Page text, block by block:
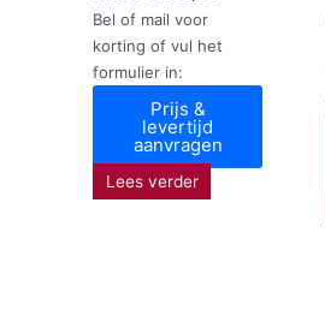
Bel of mail voor
korting of vul het
formulier in:
Prijs &
levertijd
aanvragen
Lees verder